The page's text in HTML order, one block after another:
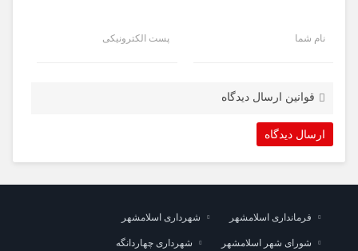
نام شما پست الکترونیکی
قوانین ارسال دیدگاه
فرمانداری اسلامشهر شهرداری اسلامشهر
شورای شهر اسلامشهر شهرداری چهاردانگه